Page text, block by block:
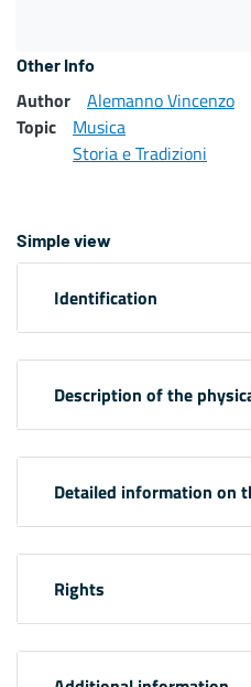
Other Info
Author
Alemanno Vincenzo
Topic
Musica
Storia e Tradizioni
Simple view
Identification
Description of the
Detailed information on
Rights